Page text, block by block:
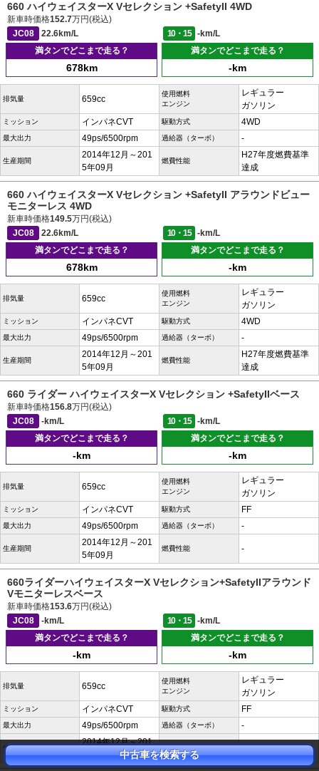
660 ハイウェイスターX Vセレクション +SafetyII 4WD
新車時価格152.7万円(税込)
JC08
22.6km/L 10・15
-km/L
満タンでどこまで走る？
678km
満タンでどこまで走る？
-km
排気量 659cc
使用燃料
エンジン
レギュラー
ガソリン
ミッション インパネCVT 駆動方式 4WD
最大出力 49ps/6500rpm 過給器（ターボ） -
生産期間
2014年12月～201
5年09月
燃費性能
H27年度燃費基準
達成
660 ハイウェイスターX Vセレクション +SafetyII アラウンドビュー
モニターレス 4WD
新車時価格149.5万円(税込)
JC08
22.6km/L 10・15
-km/L
満タンでどこまで走る？
678km
満タンでどこまで走る？
-km
排気量 659cc
使用燃料
エンジン
レギュラー
ガソリン
ミッション インパネCVT 駆動方式 4WD
最大出力 49ps/6500rpm 過給器（ターボ） -
生産期間
2014年12月～201
5年09月
燃費性能
H27年度燃費基準
達成
660 ライダー ハイウェイスターX Vセレクション +SafetyIIベース
新車時価格156.8万円(税込)
JC08
-km/L 10・15
-km/L
満タンでどこまで走る？
-km
満タンでどこまで走る？
-km
排気量 659cc
使用燃料
エンジン
レギュラー
ガソリン
ミッション インパネCVT 駆動方式 FF
最大出力 49ps/6500rpm 過給器（ターボ） -
生産期間
2014年12月～201
5年09月
燃費性能 -
660ライダーハイウェイスターX Vセレクション+SafetyIIアラウンド
Vモニターレスベース
新車時価格153.6万円(税込)
JC08
-km/L 10・15
-km/L
満タンでどこまで走る？
-km
満タンでどこまで走る？
-km
排気量 659cc
使用燃料
エンジン
レギュラー
ガソリン
ミッション インパネCVT 駆動方式 FF
最大出力 49ps/6500rpm 過給器（ターボ） -
生産期間
2014年12月～201
5年09月
燃費性能 -
中古車を検索する